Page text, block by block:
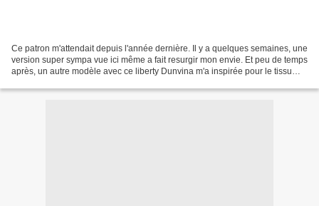
Ce patron m'attendait depuis l'année dernière. Il y a quelques semaines, une
version super sympa vue ici même a fait resurgir mon envie. Et peu de temps
après, un autre modèle avec ce liberty Dunvina m'a inspirée pour le tissu